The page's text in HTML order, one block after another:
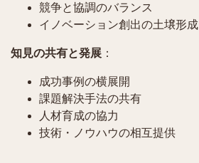
競争と協調のバランス
イノベーション創出の土壌形成
知見の共有と発展 ：
成功事例の横展開
課題解決手法の共有
人材育成の協力
技術・ノウハウの相互提供